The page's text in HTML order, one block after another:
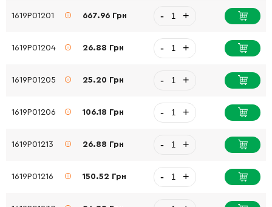
1619P01201 667.96 Грн - +
1619P01204 26.88 Грн - +
1619P01205 25.20 Грн - +
1619P01206 106.18 Грн - +
1619P01213 26.88 Грн - +
1619P01216 150.52 Грн - +